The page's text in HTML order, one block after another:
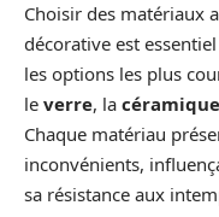
Choisir des matériaux
décorative est
les options les plus
le verre, la céramique
Chaque matériau
inconvénients,
sa résistance aux